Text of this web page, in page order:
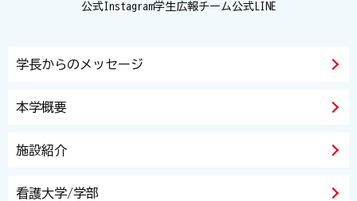
公式Instagram学生広報チーム公式LINE
学長からのメッセージ
本学概要
施設紹介
看護大学/学部